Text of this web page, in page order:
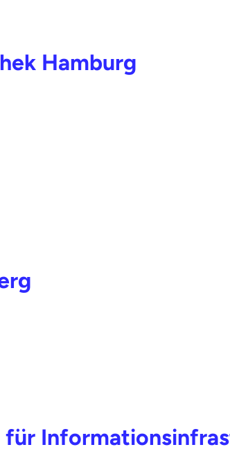
Hamburg
für